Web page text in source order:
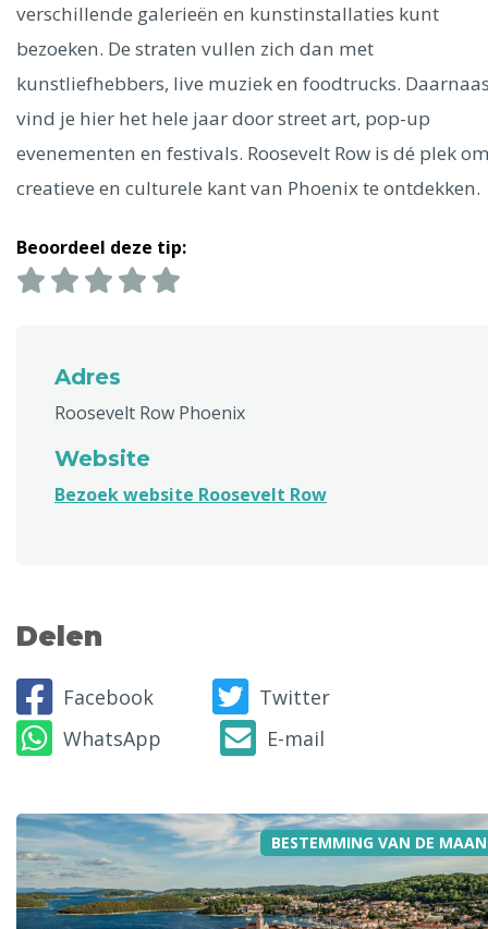
Alles bekijken
verschillende galerieën en kunstinstallaties kunt
bezoeken. De straten vullen zich dan met
kunstliefhebbers, live muziek en foodtrucks.
vind je hier het hele jaar door street art, pop-up
evenementen en festivals. Roosevelt Row is dé plek
creatieve en culturele kant van Phoenix te ontdekken.
Beoordeel deze tip:
Adres
Roosevelt Row Phoenix
Website
Bezoek website Roosevelt Row
Delen
Facebook
Twitter
WhatsApp
E-mail
BESTEMMING VAN DE